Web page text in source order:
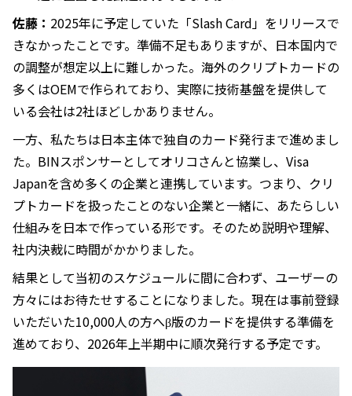
佐藤： 2025年に予定していた「Slash Card」をリリースで
きなかったことです。準備不足もありますが、日本国内で
の調整が想定以上に難しかった。海外のクリプトカードの
多くはOEMで作られており、実際に技術基盤を提供して
いる会社は2社ほどしかありません。
一方、私たちは日本主体で独自のカード発行まで進めまし
た。BINスポンサーとしてオリコさんと協業し、Visa
Japanを含め多くの企業と連携しています。つまり、クリ
プトカードを扱ったことのない企業と一緒に、あたらしい
仕組みを日本で作っている形です。そのため説明や理解、
社内決裁に時間がかかりました。
結果として当初のスケジュールに間に合わず、ユーザーの
方々にはお待たせすることになりました。現在は事前登録
いただいた10,000人の方へβ版のカードを提供する準備を
進めており、2026年上半期中に順次発行する予定です。